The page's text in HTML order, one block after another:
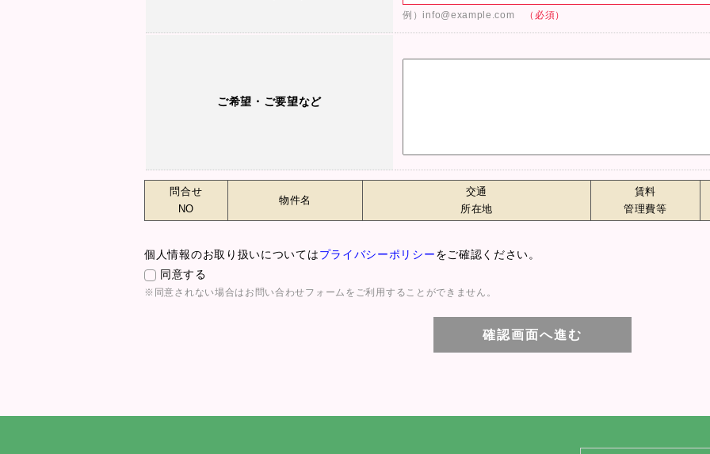
例）info@example.com （必須）
ご希望・ご要望など
問合せ
NO
物件名
交通
所在地
賃料
管理費等
個人情報のお取り扱いについてはプライバシーポリシーをご確認ください。
同意する
※同意されない場合はお問い合わせフォームをご利用することができません。